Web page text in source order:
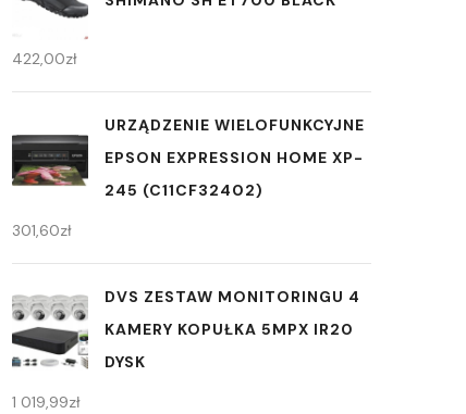
422,00zł
URZĄDZENIE WIELOFUNKCYJNE
EPSON EXPRESSION HOME XP-
245 (C11CF32402)
301,60zł
DVS ZESTAW MONITORINGU 4
KAMERY KOPUŁKA 5MPX IR20
DYSK
1 019,99zł